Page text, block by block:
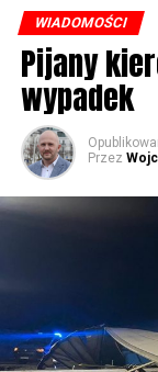
(Niemcy),
59481 odsłon
WIADOMOŚCI
Pijany
wypadek
Przez